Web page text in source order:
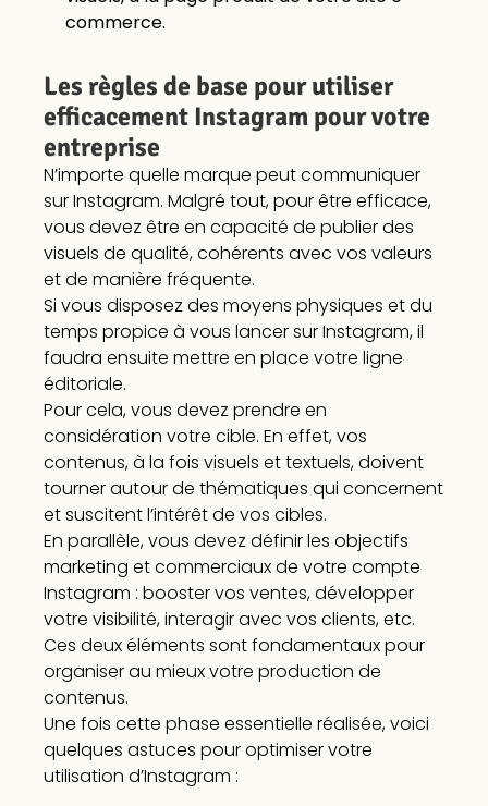
commerce.
Les règles de base pour utiliser
efficacement Instagram pour votre
entreprise
N’importe quelle marque peut communiquer
sur Instagram. Malgré tout, pour être efficace,
vous devez être en capacité de publier des
visuels de qualité, cohérents avec vos valeurs
et de manière fréquente.
Si vous disposez des moyens physiques et du
temps propice à vous lancer sur Instagram, il
faudra ensuite mettre en place votre ligne
éditoriale.
Pour cela, vous devez prendre en
considération votre cible. En effet, vos
contenus, à la fois visuels et textuels, doivent
tourner autour de thématiques qui concernent
et suscitent l’intérêt de vos cibles.
En parallèle, vous devez définir les objectifs
marketing et commerciaux de votre compte
Instagram : booster vos ventes, développer
votre visibilité, interagir avec vos clients, etc.
Ces deux éléments sont fondamentaux pour
organiser au mieux votre production de
contenus.
Une fois cette phase essentielle réalisée, voici
quelques astuces pour optimiser votre
utilisation d’Instagram :